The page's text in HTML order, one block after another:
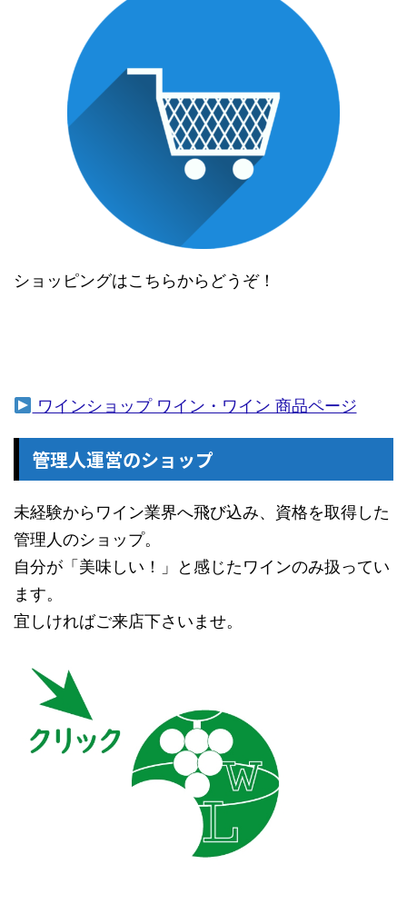
ショッピングはこちらからどうぞ！
ワインショップ ワイン・ワイン 商品ページ
管理人運営のショップ
未経験からワイン業界へ飛び込み、資格を取得した
管理人のショップ。
自分が「美味しい！」と感じたワインのみ扱ってい
ます。
宜しければご来店下さいませ。